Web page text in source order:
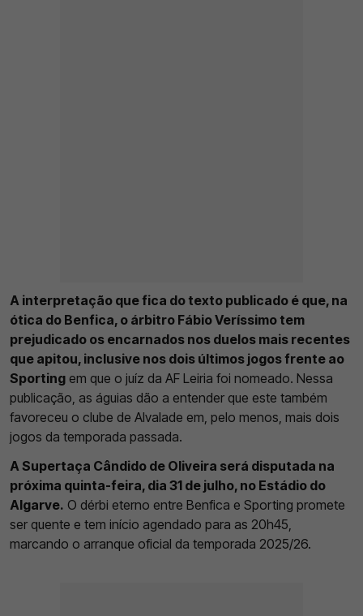
A interpretação que fica do texto publicado é que, na
ótica do Benfica, o árbitro Fábio Veríssimo tem
prejudicado os encarnados nos duelos mais recentes
que apitou, inclusive nos dois últimos jogos frente ao
Sporting em que o juíz da AF Leiria foi nomeado. Nessa
publicação, as águias dão a entender que este também
favoreceu o clube de Alvalade em, pelo menos, mais dois
jogos da temporada passada.
A Supertaça Cândido de Oliveira será disputada na
próxima quinta-feira, dia 31 de julho, no Estádio do
Algarve. O dérbi eterno entre Benfica e Sporting promete
ser quente e tem início agendado para as 20h45,
marcando o arranque oficial da temporada 2025/26.